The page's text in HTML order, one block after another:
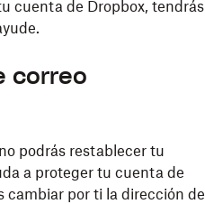
cuenta de Dropbox, tendrás
correo
podrás restablecer tu
a proteger tu cuenta de
cambiar por ti la dirección de